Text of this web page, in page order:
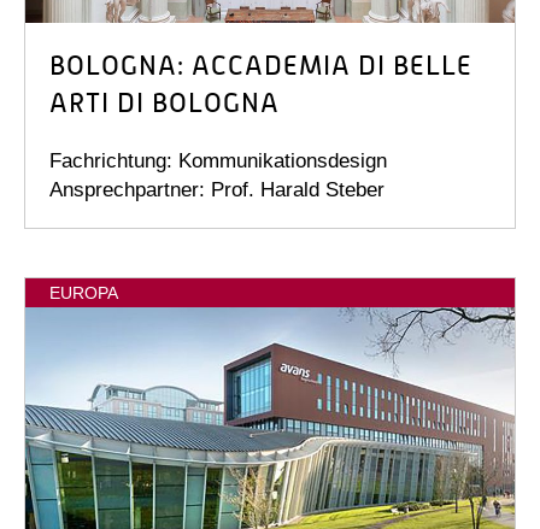
BOLOGNA: ACCADEMIA DI BELLE
ARTI DI BOLOGNA
Fachrichtung: Kommunikationsdesign
Ansprechpartner: Prof. Harald Steber
EUROPA